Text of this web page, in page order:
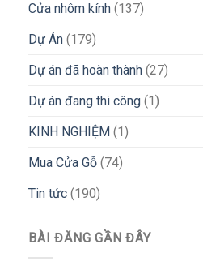
Cửa nhôm kính (137)
Dự Án (179)
Dự án đã hoàn thành (27)
Dự án đang thi công (1)
KINH NGHIỆM (1)
Mua Cửa Gỗ (74)
Tin tức (190)
BÀI ĐĂNG GẦN ĐÂY